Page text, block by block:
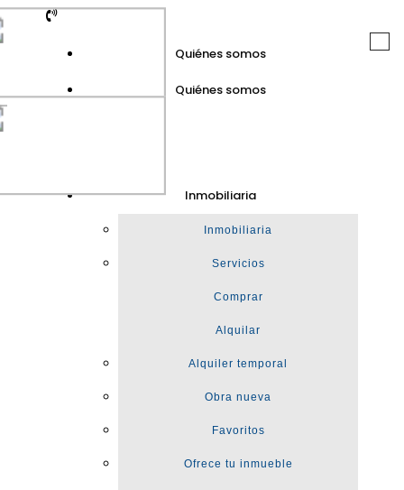
Quiénes somos
Quiénes somos
Inmobiliaria
Inmobiliaria
Servicios
Comprar
Alquilar
Alquiler temporal
Obra nueva
Favoritos
Ofrece tu inmueble